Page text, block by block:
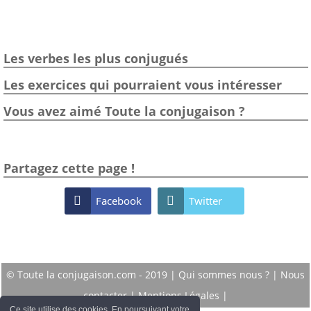
Les verbes les plus conjugués
Les exercices qui pourraient vous intéresser
Vous avez aimé Toute la conjugaison ?
Partagez cette page !
 Facebook  Twitter
© Toute la conjugaison.com - 2019 | Qui sommes nous ? | Nous
contacter|Mentions Légales |